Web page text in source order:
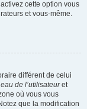
cette option vous
et vous-même.
différent de celui
de l’utilisateuret
où vous vous
que la modification